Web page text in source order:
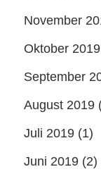
November
Oktober 2019
September
August 2019
Juli 2019 (1)
Juni 2019 (2)